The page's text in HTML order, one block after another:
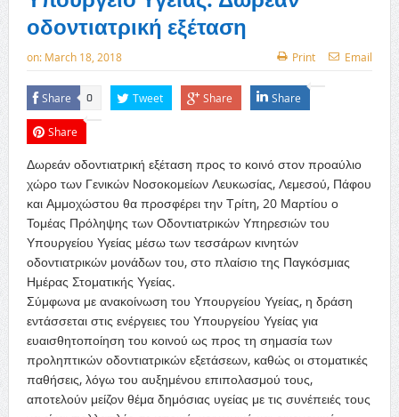
οδοντιατρική εξέταση
on: March 18, 2018 Print Email
Share 0 Tweet Share Share
Share
Δωρεάν οδοντιατρική εξέταση προς το κοινό στον προαύλιο
χώρο των Γενικών Νοσοκομείων Λευκωσίας, Λεμεσού, Πάφου
και Αμμοχώστου θα προσφέρει την Τρίτη, 20 Μαρτίου ο
Τομέας Πρόληψης των Οδοντιατρικών Υπηρεσιών του
Υπουργείου Υγείας μέσω των τεσσάρων κινητών
οδοντιατρικών μονάδων του, στο πλαίσιο της Παγκόσμιας
Ημέρας Στοματικής Υγείας.
Σύμφωνα με ανακοίνωση του Υπουργείου Υγείας, η δράση
εντάσσεται στις ενέργειες του Υπουργείου Υγείας για
ευαισθητοποίηση του κοινού ως προς τη σημασία των
προληπτικών οδοντιατρικών εξετάσεων, καθώς οι στοματικές
παθήσεις, λόγω του αυξημένου επιπολασμού τους,
αποτελούν μείζον θέμα δημόσιας υγείας με τις συνέπειές τους